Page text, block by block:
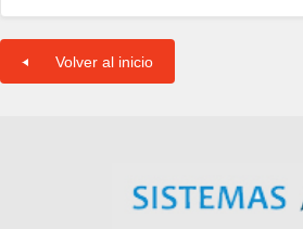
Volver al inicio